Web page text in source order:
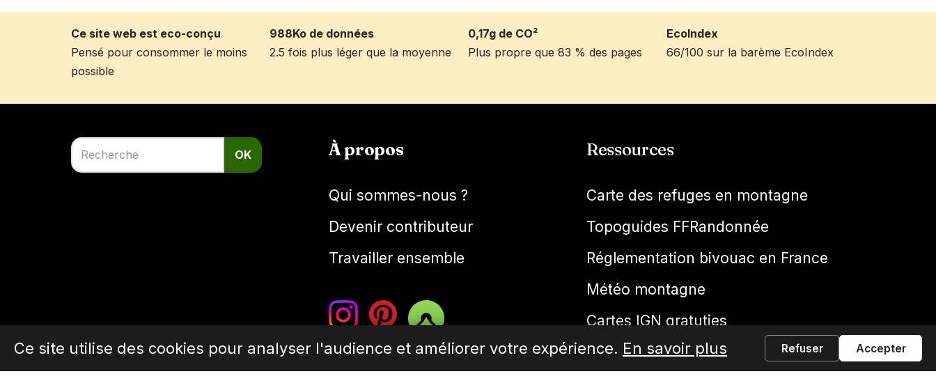
Ce site web est eco-conçu
Pensé pour consommer le moins
possible
988Ko de données
2.5 fois plus léger que la moyenne
0,17g de CO²
Plus propre que 83 % des pages
EcoIndex
66/100 sur la barème EcoIndex
OK À propos
Qui sommes-nous ?
Devenir contributeur
Travailler ensemble
Ressources
Carte des refuges en montagne
Topoguides FFRandonnée
Réglementation bivouac en France
Météo montagne
Cartes IGN gratuties
Ce site utilise des cookies pour analyser l'audience et améliorer votre expérience. En savoir plus Refuser Accepter